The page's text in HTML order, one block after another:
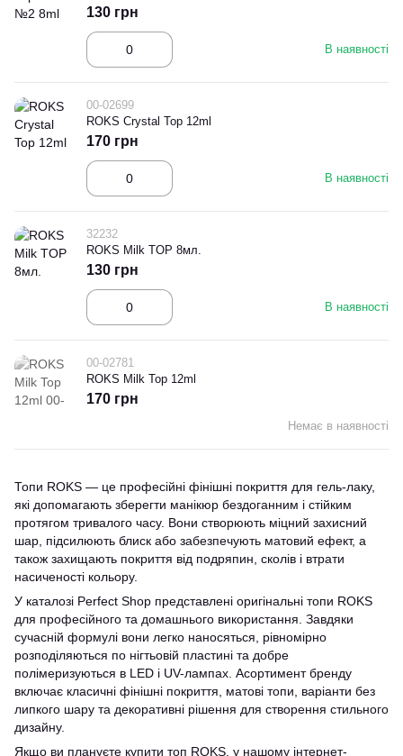
В наявності
130 грн
00-02699
ROKS Crystal Top 12ml
В наявності
170 грн
32232
ROKS Milk TOP 8мл.
В наявності
130 грн
00-02781
ROKS Milk Top 12ml
Немає в наявності
170 грн
Топи ROKS — це професійні фінішні покриття для гель-лаку,
які допомагають зберегти манікюр бездоганним і стійким
протягом тривалого часу. Вони створюють міцний захисний
шар, підсилюють блиск або забезпечують матовий ефект, а
також захищають покриття від подряпин, сколів і втрати
насиченості кольору.
У каталозі Perfect Shop представлені оригінальні топи ROKS
для професійного та домашнього використання. Завдяки
сучасній формулі вони легко наносяться, рівномірно
розподіляються по нігтьовій пластині та добре
полімеризуються в LED і UV-лампах. Асортимент бренду
включає класичні фінішні покриття, матові топи, варіанти без
липкого шару та декоративні рішення для створення стильного
дизайну.
Якщо ви плануєте купити топ ROKS, у нашому інтернет-